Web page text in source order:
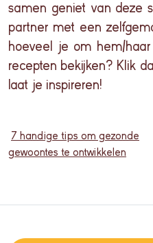
samen geniet van deze
partner met een
hoeveel
je om hem/haar
recepten bekijken? Klik
laat je inspireren!
7 handige tips om gezonde
gewoontes te ontwikkelen